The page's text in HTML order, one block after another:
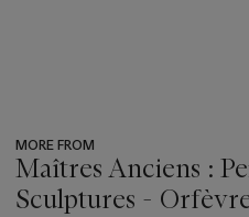
MORE FROM
Maîtres Anciens :
Sculptures -